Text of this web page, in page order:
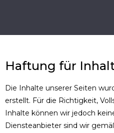
Haftung für
Die Inhalte unserer Seiten
erstellt. Für die Richtigkeit,
Inhalte können wir jedoch
Diensteanbieter sind wir